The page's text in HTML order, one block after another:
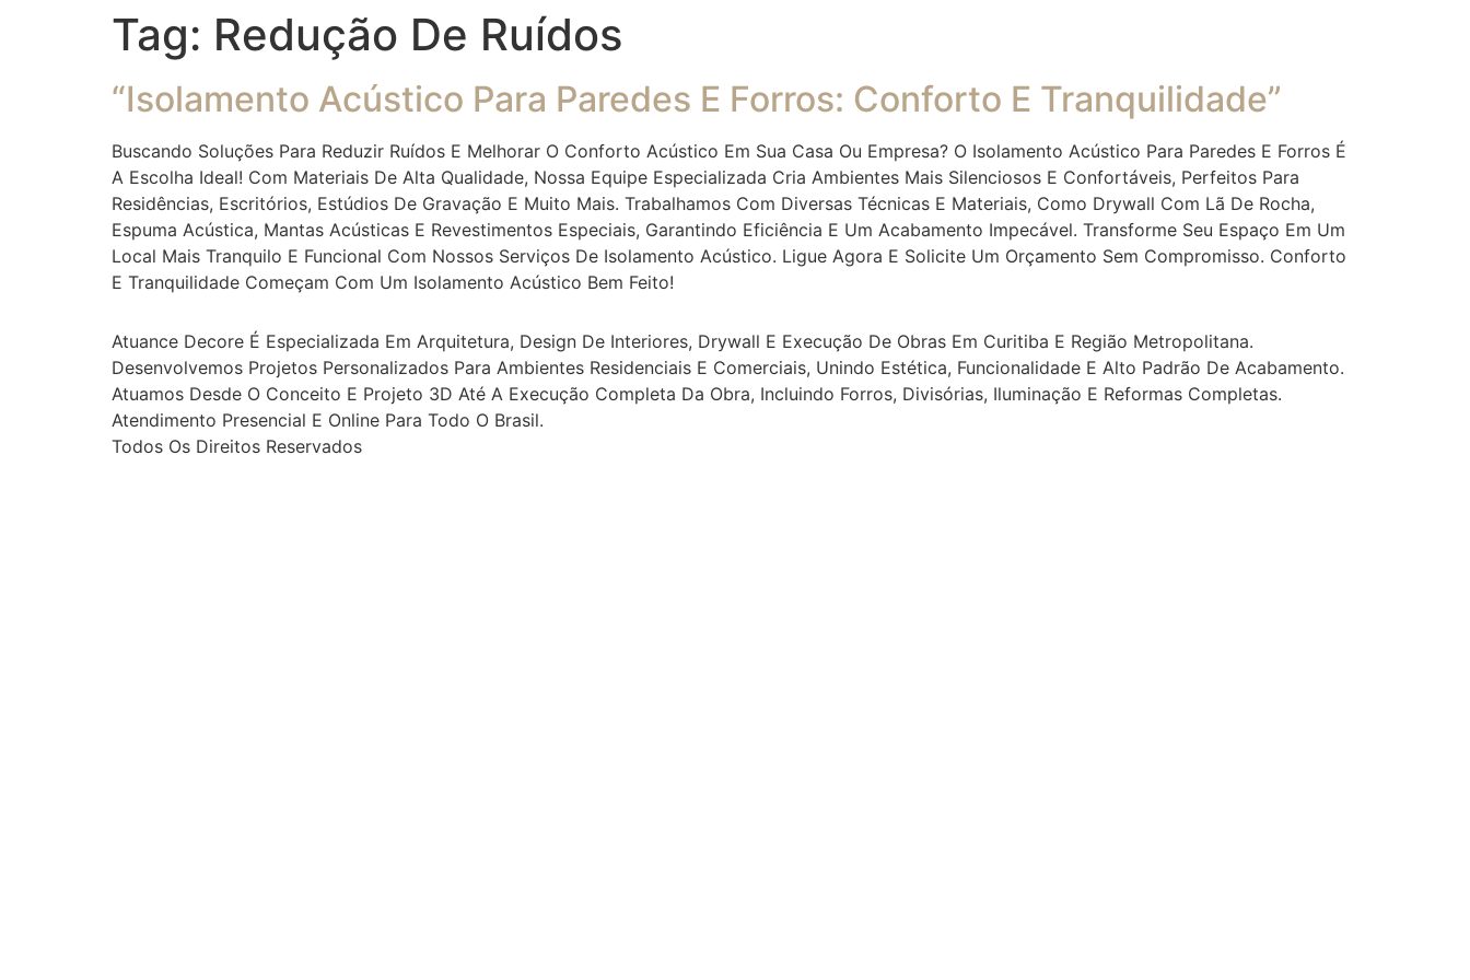
Tag: Redução De Ruídos
“Isolamento Acústico Para Paredes E Forros: Conforto E Tranquilidade”
Buscando Soluções Para Reduzir Ruídos E Melhorar O Conforto Acústico Em Sua Casa Ou Empresa? O Isolamento Acústico Para Paredes E Forros É
A Escolha Ideal! Com Materiais De Alta Qualidade, Nossa Equipe Especializada Cria Ambientes Mais Silenciosos E Confortáveis, Perfeitos Para
Residências, Escritórios, Estúdios De Gravação E Muito Mais. Trabalhamos Com Diversas Técnicas E Materiais, Como Drywall Com Lã De Rocha,
Espuma Acústica, Mantas Acústicas E Revestimentos Especiais, Garantindo Eficiência E Um Acabamento Impecável. Transforme Seu Espaço Em Um
Local Mais Tranquilo E Funcional Com Nossos Serviços De Isolamento Acústico. Ligue Agora E Solicite Um Orçamento Sem Compromisso. Conforto
E Tranquilidade Começam Com Um Isolamento Acústico Bem Feito!
Atuance Decore É Especializada Em Arquitetura, Design De Interiores, Drywall E Execução De Obras Em Curitiba E Região Metropolitana.
Desenvolvemos Projetos Personalizados Para Ambientes Residenciais E Comerciais, Unindo Estética, Funcionalidade E Alto Padrão De Acabamento.
Atuamos Desde O Conceito E Projeto 3D Até A Execução Completa Da Obra, Incluindo Forros, Divisórias, Iluminação E Reformas Completas.
Atendimento Presencial E Online Para Todo O Brasil.
Todos Os Direitos Reservados